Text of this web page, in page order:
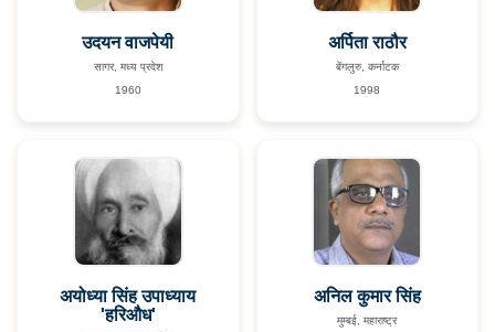
उदयन वाजपेयी
सागर, मध्य प्रदेश
1960
अर्पिता राठौर
बेंगलुरु, कर्नाटक
1998
अयोध्या सिंह उपाध्याय
'हरिऔध'
अनिल कुमार सिंह
मुम्बई, महाराष्ट्र